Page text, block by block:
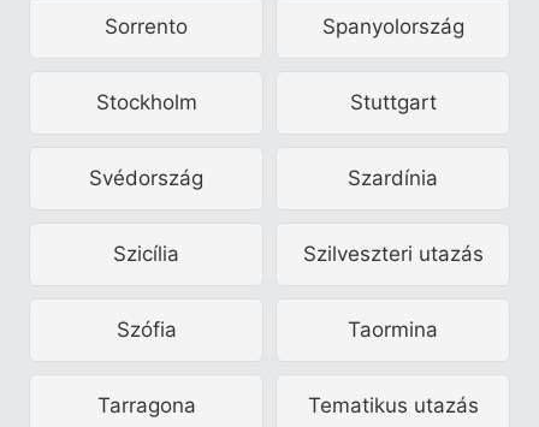
Sorrento Spanyolország
Stockholm Stuttgart
Svédország Szardínia
Szicília Szilveszteri utazás
Szófia Taormina
Tarragona Tematikus utazás